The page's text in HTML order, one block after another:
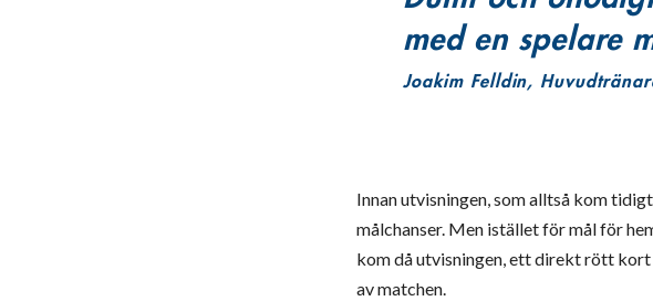
med en spelare
Joakim Felldin,
Innan utvisningen, som alltså kom
målchanser. Men istället för mål för
kom då utvisningen, ett direkt rött
av matchen.